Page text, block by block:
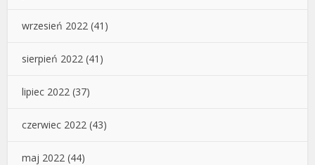
wrzesień 2022 (41)
sierpień 2022 (41)
lipiec 2022 (37)
czerwiec 2022 (43)
maj 2022 (44)